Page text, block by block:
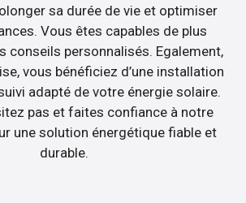
sa durée de vie et optimiser
Vous êtes capables de plus
conseils personnalisés. Egalement,
vous bénéficiez d’une installation
adapté de votre énergie solaire.
pas et faites confiance à notre
une solution énergétique fiable et
durable.